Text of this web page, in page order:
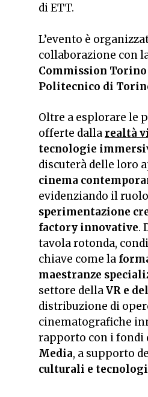
di ETT.
L’evento è
collaborazione con
Commission
Politecnico di
Oltre a esplorare le
offerte dalla realtà
tecnologie
discuterà delle loro
cinema
evidenziando il
sperimentazione
factory innovative.
tavola rotonda,
chiave come la
maestranze
settore dellaVR e
distribuzione di
cinematografiche
rapporto con i fondi
Media, a supporto
culturali e